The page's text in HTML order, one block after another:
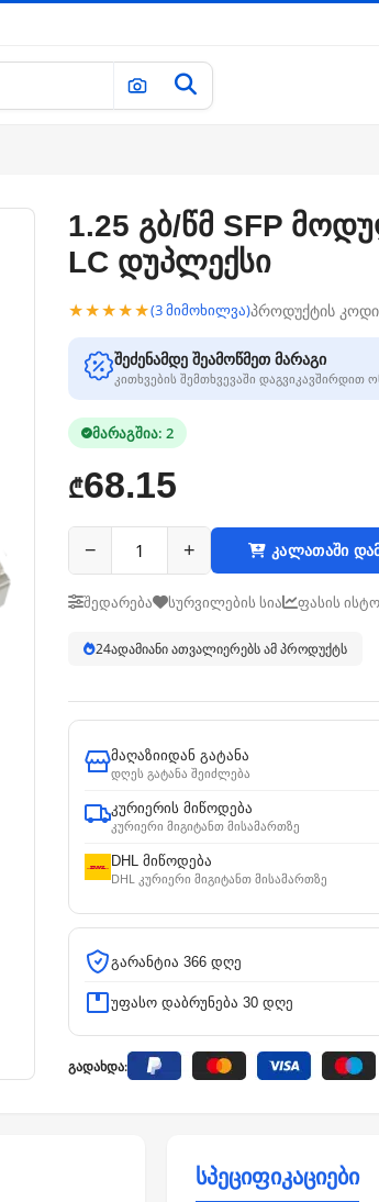
1.25 გბ/წმ SFP
LC დუპლექსი
★★★★★(3 მიმოხილვა)პროდუქტის
შეძენამდე შეამოწმეთ მარაგი
კითხვების შემთხვევაში დაგვიკავშირდით
მარაგშია: 2
₾68.15
− + კალათაში
შედარება სურვილების სია ფასის
24ადამიანი ათვალიერებს ამ პროდუქტს
მაღაზიიდან გატანა
დღეს გატანა შეიძლება
კურიერის მიწოდება
კურიერი მიგიტანთ მისამართზე
DHL მიწოდება
DHL კურიერი მიგიტანთ მისამართზე
გარანტია 366 დღე
უფასო დაბრუნება 30 დღე
გადახდა:
სპეციფიკაციები